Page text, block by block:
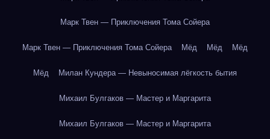
Марк Твен — Приключения Тома Сойера
Марк Твен — Приключения Тома Сойера Мёд Мёд Мёд
Мёд Милан Кундера — Невыносимая лёгкость бытия
Михаил Булгаков — Мастер и Маргарита
Михаил Булгаков — Мастер и Маргарита